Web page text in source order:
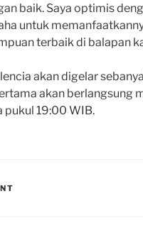
baik. Saya optimis
untuk
terbaik di balapan
akan digelar
akan berlangsung
pukul 19:00 WIB.